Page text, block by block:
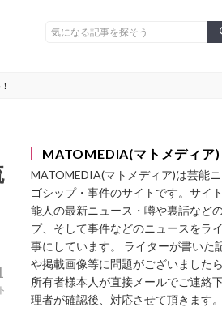
MATOMEDIA(マトメディア)
MATOMEDIA(マトメディア)は芸能ニ
ゴシップ・事件のサイトです。サイ
能人の最新ニュース・噂や裏話など
プ、そして事件などのニュースをラ
事にしています。 ライターが書いた
や掲載画像等に問題がございました
所有者様本人が直接メールでご連絡
理者が確認後、対応させて頂きます。